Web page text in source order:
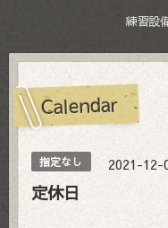
練習設
Calendar
指定なし 2021-12-
定休日